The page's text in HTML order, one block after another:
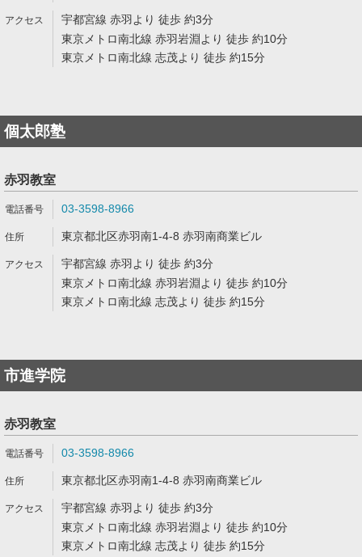
宇都宮線 赤羽より 徒歩 約3分
東京メトロ南北線 赤羽岩淵より 徒歩 約10分
東京メトロ南北線 志茂より 徒歩 約15分
個太郎塾
赤羽教室
03-3598-8966
東京都北区赤羽南1-4-8 赤羽南商業ビル
宇都宮線 赤羽より 徒歩 約3分
東京メトロ南北線 赤羽岩淵より 徒歩 約10分
東京メトロ南北線 志茂より 徒歩 約15分
市進学院
赤羽教室
03-3598-8966
東京都北区赤羽南1-4-8 赤羽南商業ビル
宇都宮線 赤羽より 徒歩 約3分
東京メトロ南北線 赤羽岩淵より 徒歩 約10分
東京メトロ南北線 志茂より 徒歩 約15分